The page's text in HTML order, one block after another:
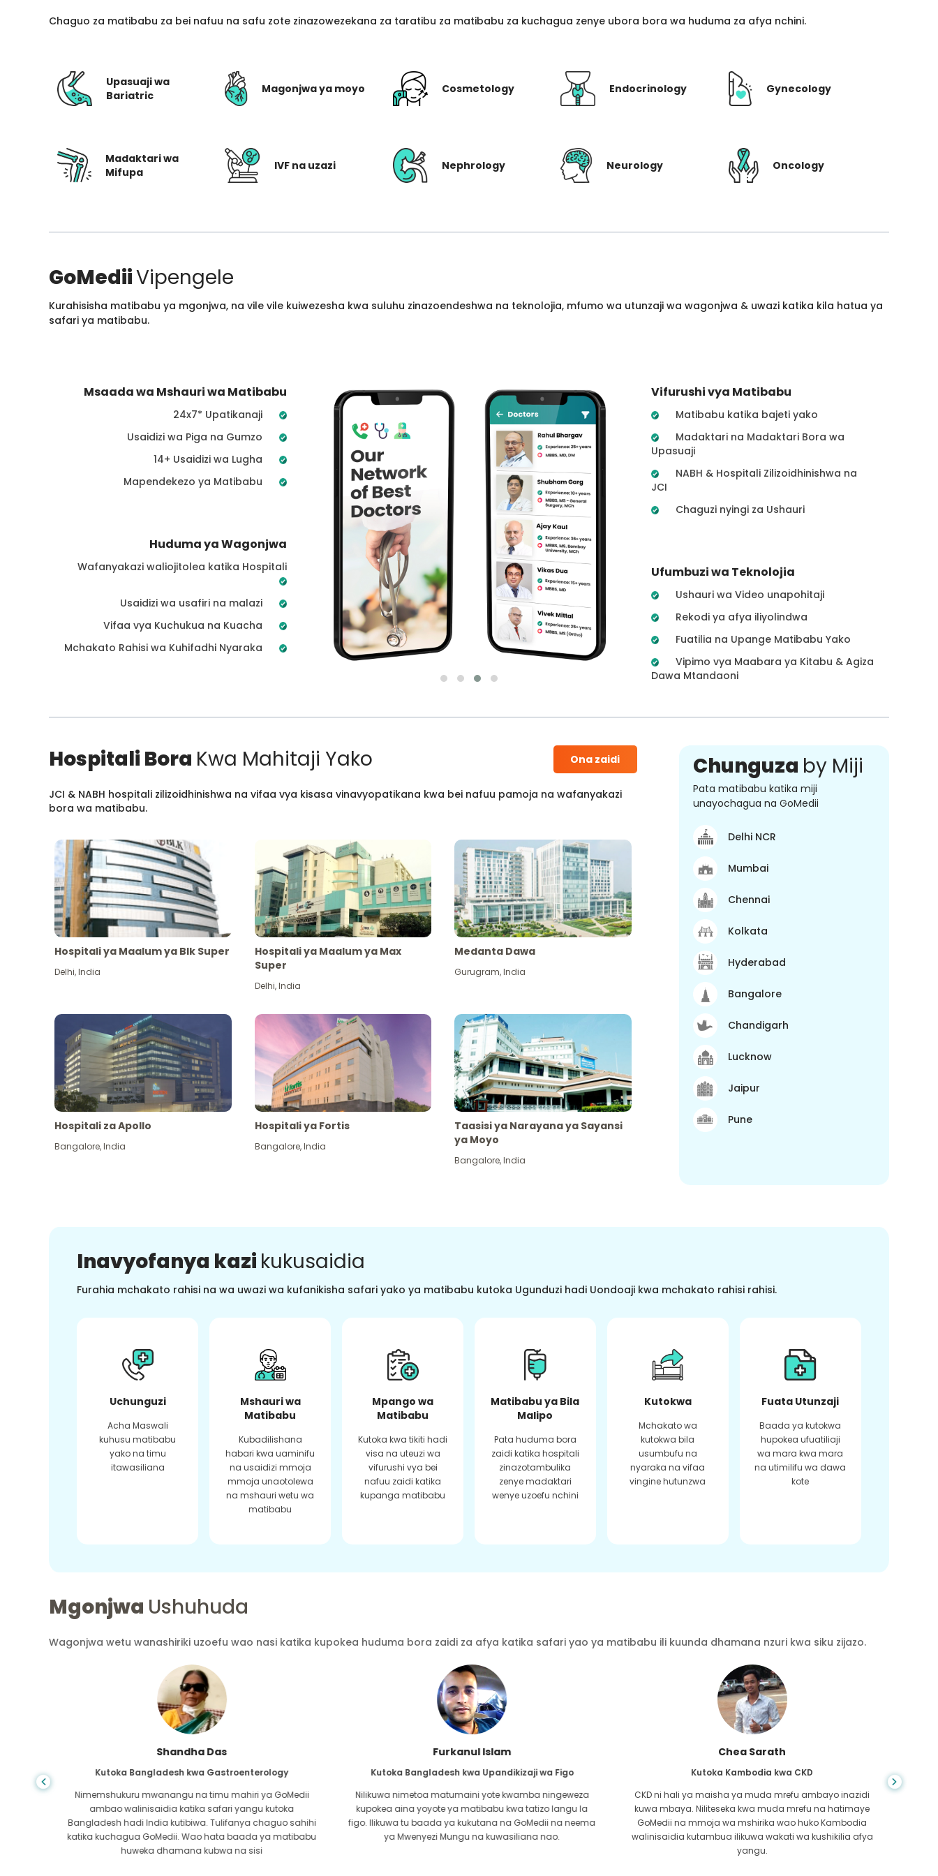
Chaguo za matibabu za bei nafuu na safu zote zinazowezekana za taratibu za matibabu za kuchagua zenye ubora bora wa huduma za afya nchini.
Upasuaji wa
Bariatric
Magonjwa ya moyo Cosmetology Endocrinology Gynecology
Madaktari wa
Mifupa
IVF na uzazi Nephrology Neurology Oncology
GoMediiVipengele
Kurahisisha matibabu ya mgonjwa, na vile vile kuiwezesha kwa suluhu zinazoendeshwa na teknolojia, mfumo wa utunzaji wa wagonjwa & uwazi katika kila hatua ya
safari ya matibabu.
Msaada wa Mshauri wa Matibabu
24x7* Upatikanaji
Usaidizi wa Piga na Gumzo
14+ Usaidizi wa Lugha
Mapendekezo ya Matibabu
Huduma ya Wagonjwa
Wafanyakazi waliojitolea katika Hospitali
Usaidizi wa usafiri na malazi
Vifaa vya Kuchukua na Kuacha
Mchakato Rahisi wa Kuhifadhi Nyaraka
Vifurushi vya Matibabu
Matibabu katika bajeti yako
Madaktari na Madaktari Bora wa
Upasuaji
NABH & Hospitali Zilizoidhinishwa na
JCI
Chaguzi nyingi za Ushauri
Ufumbuzi wa Teknolojia
Ushauri wa Video unapohitaji
Rekodi ya afya iliyolindwa
Fuatilia na Upange Matibabu Yako
Vipimo vya Maabara ya Kitabu & Agiza
Dawa Mtandaoni
Hospitali Bora Kwa Mahitaji Yako Ona zaidi
JCI & NABH hospitali zilizoidhinishwa na vifaa vya kisasa vinavyopatikana kwa bei nafuu pamoja na wafanyakazi
bora wa matibabu.
Hospitali ya Maalum ya Blk Super
Delhi,India
Hospitali ya Maalum ya Max
Super
Delhi,India
Medanta Dawa
Gurugram,India
Hospitali za Apollo
Bangalore,India
Hospitali ya Fortis
Bangalore,India
Taasisi ya Narayana ya Sayansi
ya Moyo
Bangalore,India
Chunguza by Miji
Pata matibabu katika miji
unayochagua na GoMedii
Delhi NCR
Mumbai
Chennai
Kolkata
Hyderabad
Bangalore
Chandigarh
Lucknow
Jaipur
Pune
Inavyofanya kazi kukusaidia
Furahia mchakato rahisi na wa uwazi wa kufanikisha safari yako ya matibabu kutoka Ugunduzi hadi Uondoaji kwa mchakato rahisi rahisi.
Uchunguzi
Acha Maswali
kuhusu matibabu
yako na timu
itawasiliana
Mshauri wa
Matibabu
Kubadilishana
habari kwa uaminifu
na usaidizi mmoja
mmoja unaotolewa
na mshauri wetu wa
matibabu
Mpango wa
Matibabu
Kutoka kwa tikiti hadi
visa na uteuzi wa
vifurushi vya bei
nafuu zaidi katika
kupanga matibabu
Matibabu ya Bila
Malipo
Pata huduma bora
zaidi katika hospitali
zinazotambulika
zenye madaktari
wenye uzoefu nchini
Kutokwa
Mchakato wa
kutokwa bila
usumbufu na
nyaraka na vifaa
vingine hutunzwa
Fuata Utunzaji
Baada ya kutokwa
hupokea ufuatiliaji
wa mara kwa mara
na utimilifu wa dawa
kote
Mgonjwa Ushuhuda
Wagonjwa wetu wanashiriki uzoefu wao nasi katika kupokea huduma bora zaidi za afya katika safari yao ya matibabu ili kuunda dhamana nzuri kwa siku zijazo.
Shandha Das
Kutoka Bangladesh kwa Gastroenterology
Nimemshukuru mwanangu na timu mahiri ya GoMedii
ambao walinisaidia katika safari yangu kutoka
Bangladesh hadi India kutibiwa. Tulifanya chaguo sahihi
katika kuchagua GoMedii. Wao hata baada ya matibabu
huweka dhamana kubwa na sisi
Furkanul Islam
Kutoka Bangladesh kwa Upandikizaji wa Figo
Nilikuwa nimetoa matumaini yote kwamba ningeweza
kupokea aina yoyote ya matibabu kwa tatizo langu la
figo. Ilikuwa tu baada ya kukutana na GoMedii na neema
ya Mwenyezi Mungu na kuwasiliana nao.
Chea Sarath
Kutoka Kambodia kwa CKD
CKD ni hali ya maisha ya muda mrefu ambayo inazidi
kuwa mbaya. Niliteseka kwa muda mrefu na hatimaye
GoMedii na mmoja wa mshirika wao huko Kambodia
walinisaidia kutambua ilikuwa wakati wa kushikilia afya
yangu.